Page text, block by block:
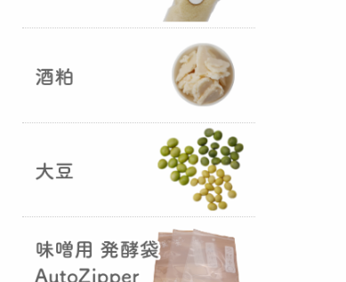
おたまやジャン 辛味噌発売！
5つの素材だけで出来た辛味
おたまやジャ
』が登場しました！そのままで
も、薬味や調味料を足しても利用
できます。